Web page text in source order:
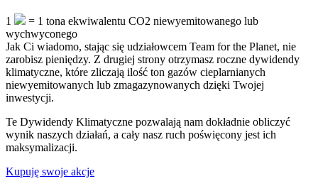
1 = 1 tona ekwiwalentu CO2 niewyemitowanego lub
wychwyconego
Jak Ci wiadomo, stając się udziałowcem Team for the Planet, nie
zarobisz pieniędzy. Z drugiej strony otrzymasz roczne dywidendy
klimatyczne, które zliczają ilość ton gazów cieplarnianych
niewyemitowanych lub zmagazynowanych dzięki Twojej
inwestycji.
Te Dywidendy Klimatyczne pozwalają nam dokładnie obliczyć
wynik naszych działań, a cały nasz ruch poświęcony jest ich
maksymalizacji.
Kupuję swoje akcje